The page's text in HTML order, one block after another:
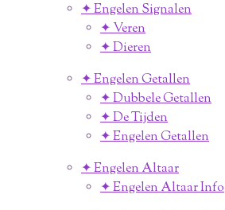
✦ Engelen Signalen
✦ Veren
✦ Dieren
✦ Engelen Getallen
✦ Dubbele Getallen
✦ De Tijden
✦ Engelen Getallen
✦ Engelen Altaar
✦ Engelen Altaar Info